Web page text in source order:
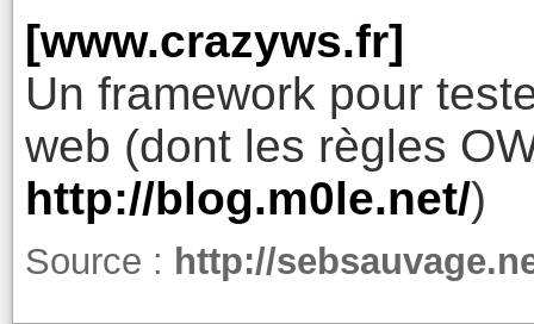
[www.crazyws.fr]
Un framework pour
web (dont les règles
http://blog.m0le.net/)
Source : http://